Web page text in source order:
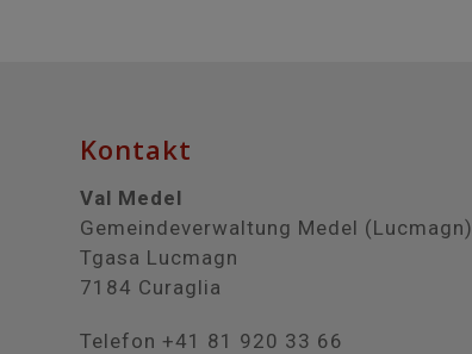
Kontakt
Val Medel
Gemeindeverwaltung Medel (Lucmagn)
Tgasa Lucmagn
7184 Curaglia
Telefon +41 81 920 33 66